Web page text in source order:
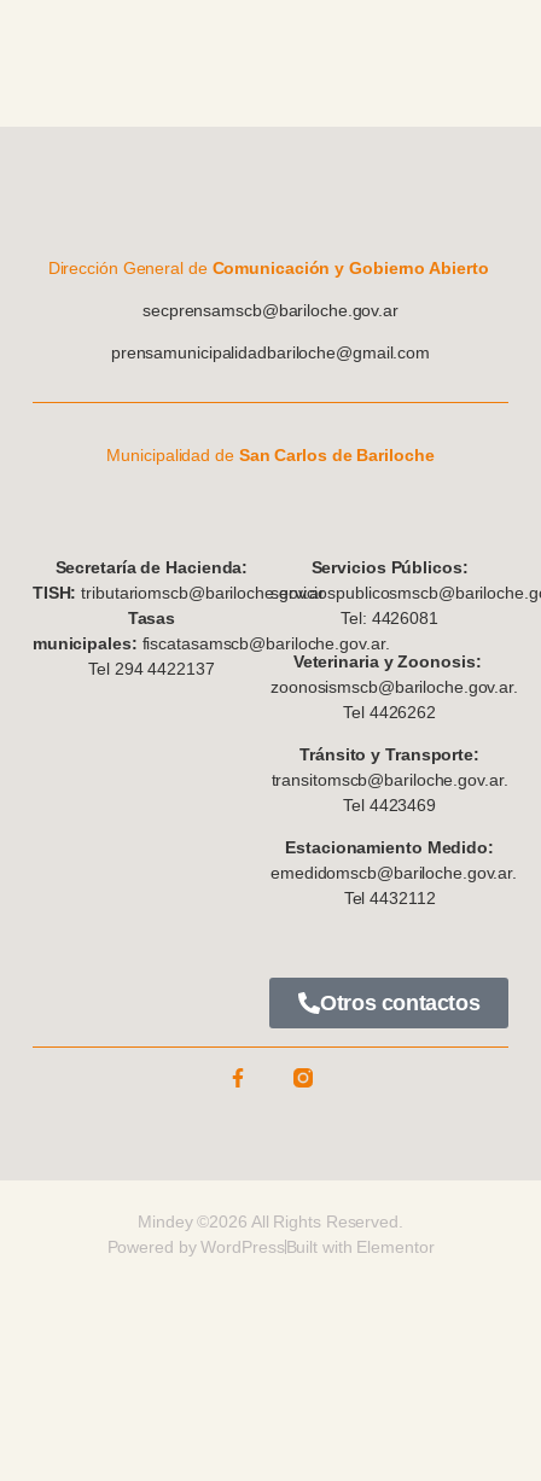
Dirección General de Comunicación y Gobierno Abierto
secprensamscb@bariloche.gov.ar
prensamunicipalidadbariloche@gmail.com
Municipalidad deSan Carlos de Bariloche
Secretaría de Hacienda:
TISH: tributariomscb@bariloche.gov.ar
Tasas
municipales: fiscatasamscb@bariloche.gov.ar.
Tel 294 4422137
Servicios Públicos:
Tel: 4426081
Veterinaria y Zoonosis:
zoonosismscb@bariloche.gov.ar.
Tel 4426262
Tránsito y Transporte:
transitomscb@bariloche.gov.ar.
Tel 4423469
Estacionamiento Medido:
emedidomscb@bariloche.gov.ar.
Tel 4432112
Otros contactos
Mindey ©2026 All Rights Reserved.
Powered by WordPressBuilt with Elementor